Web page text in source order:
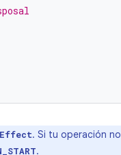
. Si tu operación no
.